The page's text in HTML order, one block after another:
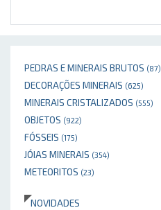
PEDRAS E MINERAIS BRUTOS (87)
DECORAÇÕES MINERAIS (625)
MINERAIS CRISTALIZADOS (555)
OBJETOS (922)
FÓSSEIS (175)
JÓIAS MINERAIS (354)
METEORITOS (23)
NOVIDADES